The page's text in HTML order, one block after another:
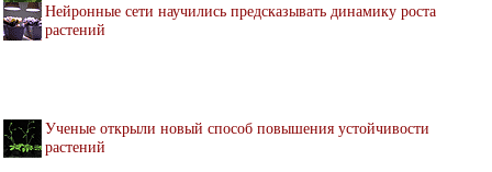
Нейронные сети научились предсказывать динамику роста
растений
Ученые открыли новый способ повышения устойчивости
растений